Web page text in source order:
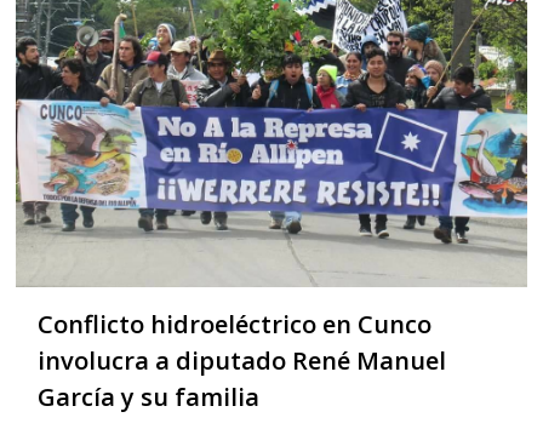
Conflicto hidroeléctrico en Cunco
involucra a diputado René Manuel
García y su familia